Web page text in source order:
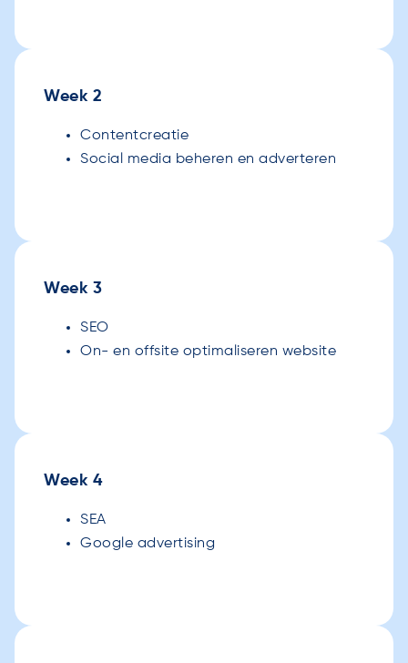
Week 2
Contentcreatie
Social media beheren en adverteren
Week 3
SEO
On- en offsite optimaliseren website
Week 4
SEA
Google advertising